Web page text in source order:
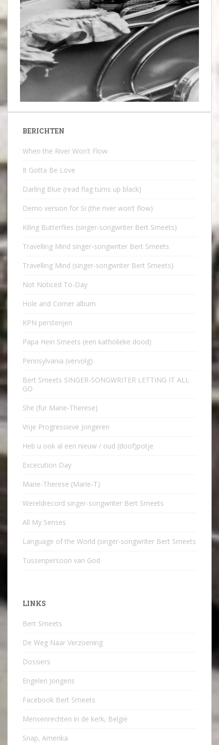
BERICHTEN
When the River Won’t Flow
It Gotta Be Love
Darling Blue (read flag turns up black)
Demo version for Si (the river won’t flow)
Kiling Butterflies (singer-songwriter Bert Smeets)
Travelling Mind singer-songwriter Bert Smeets
Travelling Mind (singer-songwriter Bert Smeets)
Not Noticed To-Day
Hole and Corner album
KPN persterijen
Papa Hein Smeets (een katholieke dood)
Pennsylvania (vervolg)
Bert Smeets SINGER-SONGWRITER LETTING IT ALL
GO
She (für Marie-Therese)
Vrije Progressieve Jongeren
Heb u ook al een nieuw / oud (doof)potje
Excecution Day
Marie-Therese (Marie-T)
Wereldrecord singer-songwriter Bert Smeets
All My Senses
Language of the World (singer-songwriter Bert Smeets
Tussenpersoon van God
LINKS
Bert Smeets
De Weg Naar Verzoening
Dossiers
Engelen Jongens
Facebook Bert Smeets
Mensenrechten in de kerk, België
Snap, Amerika